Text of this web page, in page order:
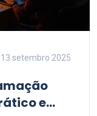
13 setembro 2025
e